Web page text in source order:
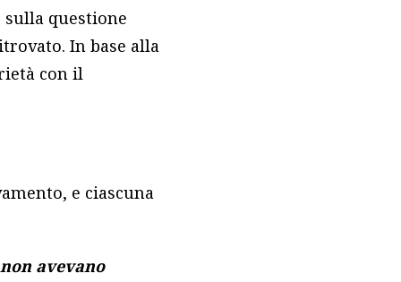
questione
In base alla
con il
e ciascuna
avevano